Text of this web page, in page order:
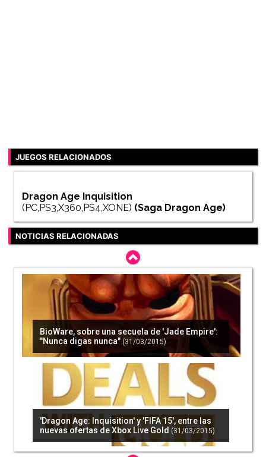
JUEGOS RELACIONADOS
Dragon Age Inquisition
(PC,PS3,X360,PS4,XONE) (Saga Dragon Age)
NOTICIAS RELACIONADAS
BioWare, sobre una secuela de 'Jade Empire':
"Nunca digas nunca" (31/03/2015)
'Dragon Age: Inquisition' y 'FIFA 15', entre las
nuevas ofertas de Xbox Live Gold (31/03/2015)